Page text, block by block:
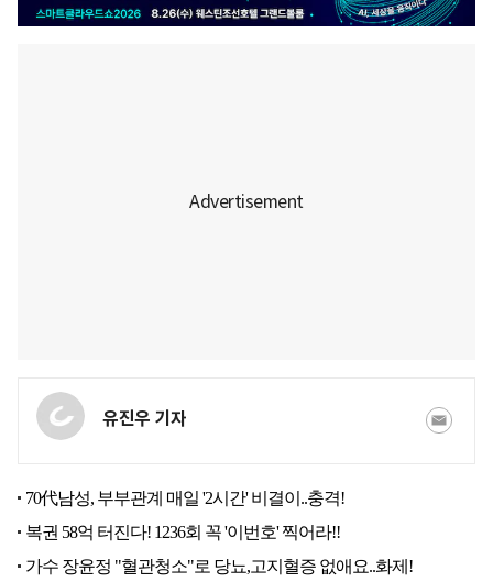
유진우 기자